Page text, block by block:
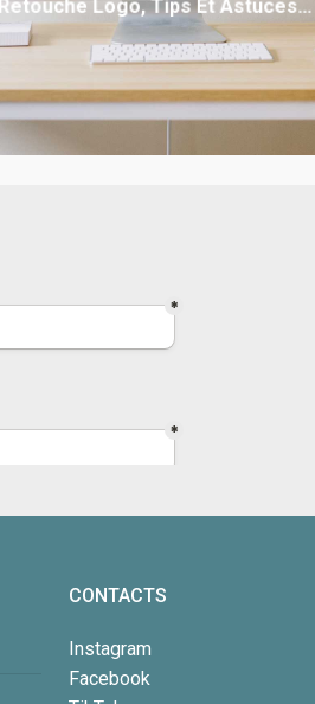
Retouche Logo, Tips Et Astuces…
CONTACTS
Instagram
Facebook